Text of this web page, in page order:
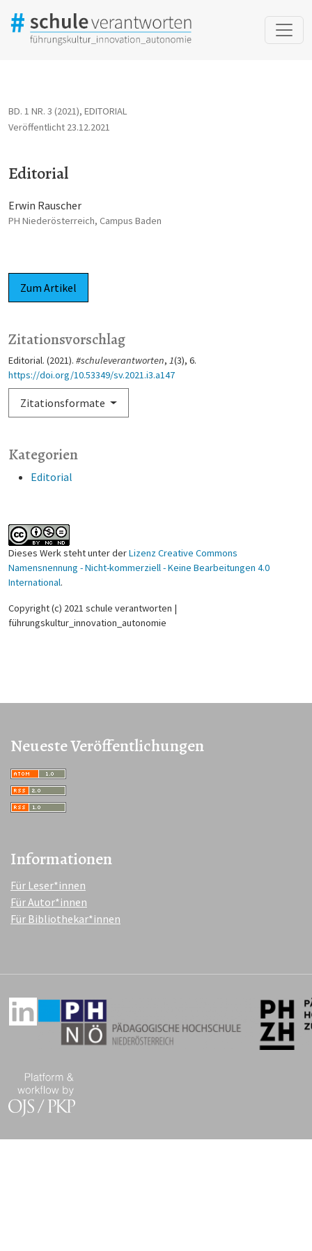
BD. 1 NR. 3 (2021), EDITORIAL
Editorial
Veröffentlicht 23.12.2021
Erwin Rauscher
PH Niederösterreich, Campus Baden
Zum Artikel
Kategorien
Editorial
Zitationsvorschlag
Editorial. (2021). #schuleverantworten, 1(3), 6.
https://doi.org/10.53349/sv.2021.i3.a147
Zitationsformate
Dieses Werk steht unter derLizenz Creative Commons
Namensnennung - Nicht-kommerziell - Keine Bearbeitungen 4.0
International.
Copyright (c) 2021 schule verantworten |
führungskultur_innovation_autonomie
Neueste Veröffentlichungen
Informationen
Für Leser*innen
Für Autor*innen
Für Bibliothekar*innen